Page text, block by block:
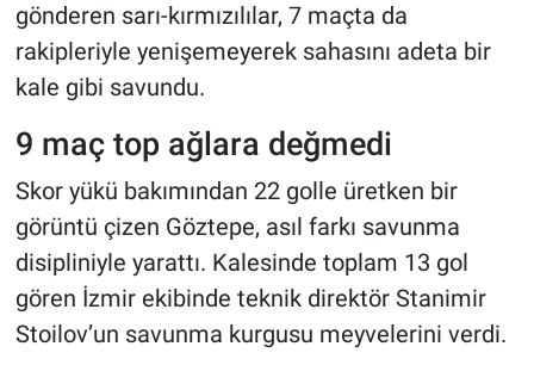
gönderen sarı-kırmızılılar, 7 maçta da
rakipleriyle yenişemeyerek sahasını adeta bir
kale gibi savundu.
9 maç top ağlara değmedi
Skor yükü bakımından 22 golle üretken bir
görüntü çizen Göztepe, asıl farkı savunma
disipliniyle yarattı. Kalesinde toplam 13 gol
gören İzmir ekibinde teknik direktör Stanimir
Stoilov’un savunma kurgusu meyvelerini verdi.